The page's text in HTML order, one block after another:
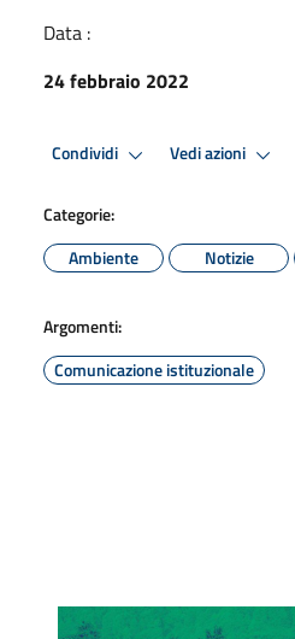
Data :
24 febbraio 2022
Condividi Vedi azioni
Categorie:
Ambiente
Notizie
Argomenti:
Comunicazione istituzionale